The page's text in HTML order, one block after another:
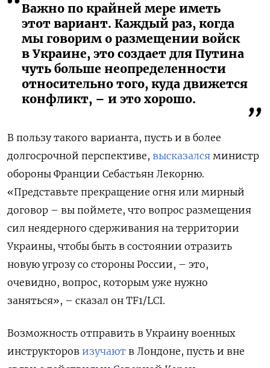
Важно по крайней мере иметь
этот вариант. Каждый раз, когда
мы говорим о размещении войск
в Украине, это создает для Путина
чуть больше неопределенности
относительно того, куда движется
конфликт, – и это хорошо.
В пользу такого варианта, пусть и в более
долгосрочной перспективе, высказался министр
обороны Франции Себастьян Лекорню.
«Представьте прекращение огня или мирный
договор – вы поймете, что вопрос размещения
сил неядерного сдерживания на территории
Украины, чтобы быть в состоянии отразить
новую угрозу со стороны России, – это,
очевидно, вопрос, которым уже нужно
заняться», – сказал он TF1/LCI.
Возможность отправить в Украину военных
инструкторов изучают в Лондоне, пусть и вне